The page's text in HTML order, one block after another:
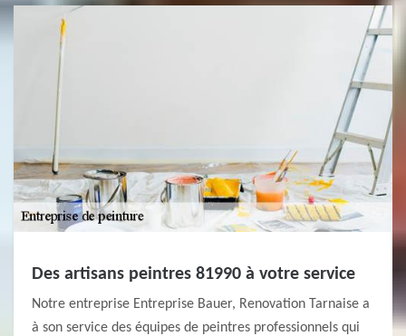
Des artisans peintres 81990 à votre service
Notre entreprise Entreprise Bauer, Renovation Tarnaise a
à son service des équipes de peintres professionnels qui